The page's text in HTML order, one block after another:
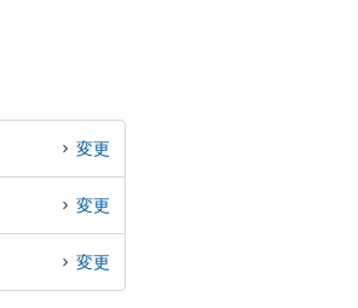
変更
変更
変更